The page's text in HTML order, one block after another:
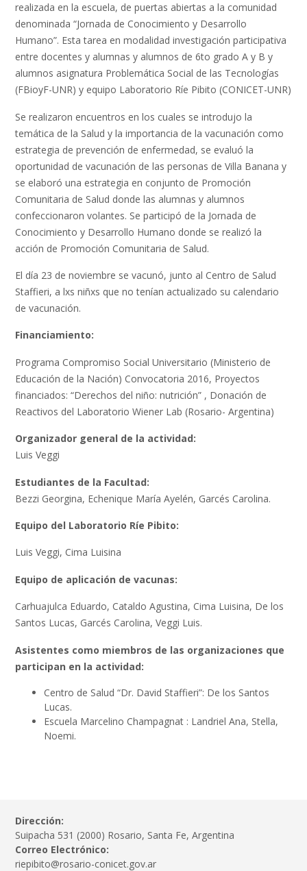
realizada en la escuela, de puertas abiertas a la comunidad
denominada “Jornada de Conocimiento y Desarrollo
Humano”. Esta tarea en modalidad investigación participativa
entre docentes y alumnas y alumnos de 6to grado A y B y
alumnos asignatura Problemática Social de las Tecnologías
(FBioyF-UNR) y equipo Laboratorio Ríe Pibito (CONICET-UNR)
Se realizaron encuentros en los cuales se introdujo la
temática de la Salud y la importancia de la vacunación como
estrategia de prevención de enfermedad, se evaluó la
oportunidad de vacunación de las personas de Villa Banana y
se elaboró una estrategia en conjunto de Promoción
Comunitaria de Salud donde las alumnas y alumnos
confeccionaron volantes. Se participó de la Jornada de
Conocimiento y Desarrollo Humano donde se realizó la
acción de Promoción Comunitaria de Salud.
El día 23 de noviembre se vacunó, junto al Centro de Salud
Staffieri, a lxs niñxs que no tenían actualizado su calendario
de vacunación.
Financiamiento:
Programa Compromiso Social Universitario (Ministerio de
Educación de la Nación) Convocatoria 2016, Proyectos
financiados: “Derechos del niño: nutrición” , Donación de
Reactivos del Laboratorio Wiener Lab (Rosario- Argentina)
Organizador general de la actividad:
Luis Veggi
Estudiantes de la Facultad:
Bezzi Georgina, Echenique María Ayelén, Garcés Carolina.
Equipo del Laboratorio Ríe Pibito:
Luis Veggi, Cima Luisina
Equipo de aplicación de vacunas:
Carhuajulca Eduardo, Cataldo Agustina, Cima Luisina, De los
Santos Lucas, Garcés Carolina, Veggi Luis.
Asistentes como miembros de las organizaciones que
participan en la actividad:
Centro de Salud “Dr. David Staffieri”: De los Santos
Lucas.
Escuela Marcelino Champagnat : Landriel Ana, Stella,
Noemi.
Dirección:
Suipacha 531 (2000) Rosario, Santa Fe, Argentina
Correo Electrónico:
riepibito@rosario-conicet.gov.ar